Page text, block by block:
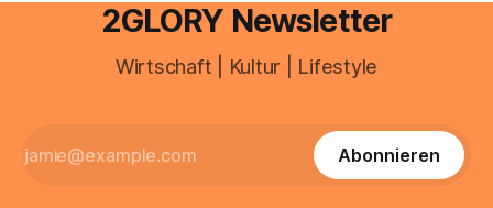
2GLORY Newsletter
Wirtschaft | Kultur | Lifestyle
Abonnieren